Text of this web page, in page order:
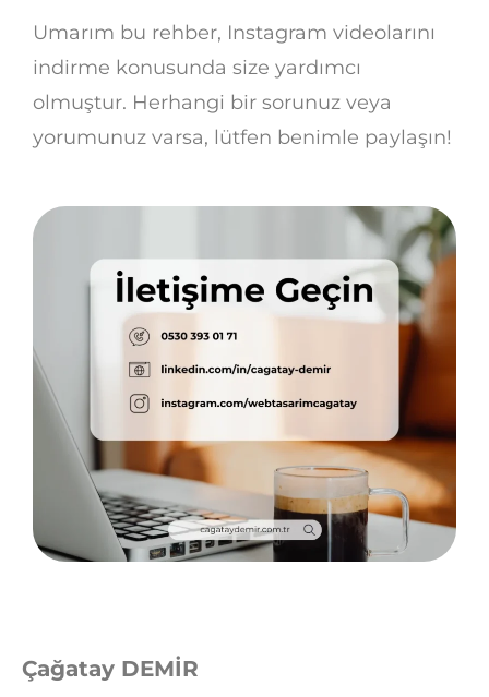
Umarım bu rehber, Instagram videolarını
indirme konusunda size yardımcı
olmuştur. Herhangi bir sorunuz veya
yorumunuz varsa, lütfen benimle paylaşın!
Çağatay DEMİR